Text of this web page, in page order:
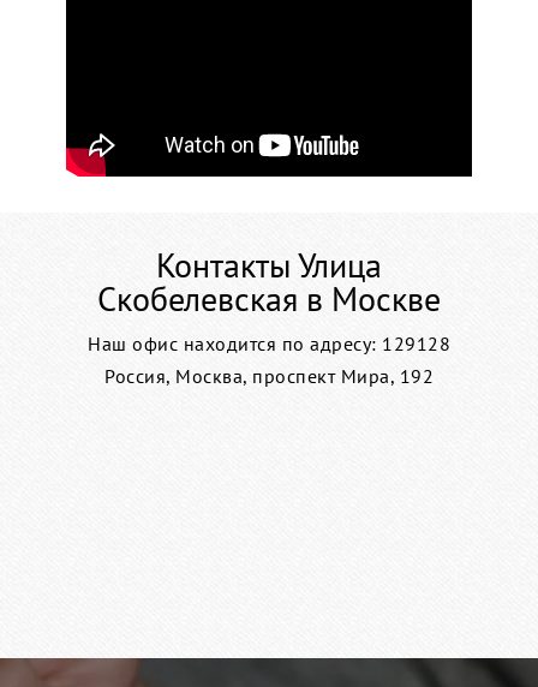
Контакты Улица
Скобелевская в Москве
Наш офис находится по адресу: 129128
Россия, Москва, проспект Мира, 192